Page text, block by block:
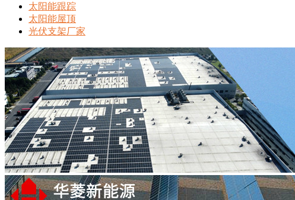
太阳能跟踪
太阳能屋顶
光伏支架厂家